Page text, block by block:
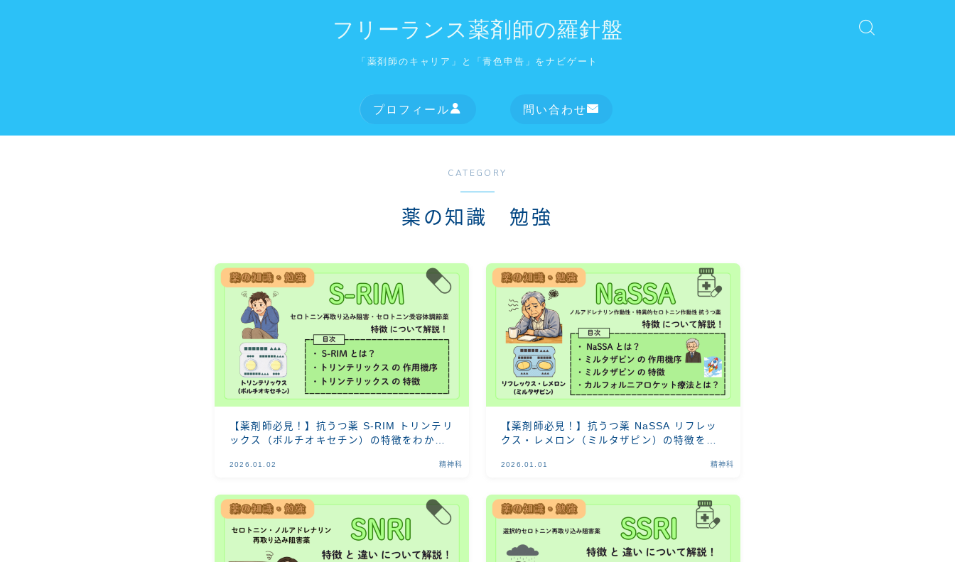
フリーランス薬剤師の羅針盤
「薬剤師のキャリア」と「青色申告」をナビゲート
プロフィール 問い合わせ
CATEGORY
薬の知識 勉強
【薬剤師必見！】抗うつ薬 S-RIM トリンテリ
ックス（ボルチオキセチン）の特徴をわかり
2026.01.02 精神科
【薬剤師必見！】抗うつ薬 NaSSA リフレッ
クス・レメロン（ミルタザピン）の特徴をわ
2026.01.01 精神科